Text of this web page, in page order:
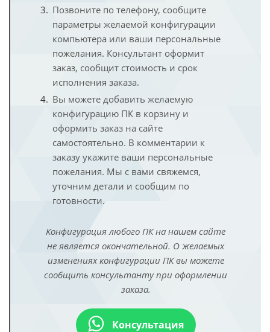
Позвоните по телефону, сообщите
параметры желаемой конфигурации
компьютера или ваши персональные
пожелания. Консультант оформит
заказ, сообщит стоимость и срок
исполнения заказа.
Вы можете добавить желаемую
конфигурацию ПК в корзину и
оформить заказ на сайте
самостоятельно. В комментарии к
заказу укажите ваши персональные
пожелания. Мы с вами свяжемся,
уточним детали и сообщим по
готовности.
Конфигурация любого ПК на нашем сайте
не является окончательной. О желаемых
изменениях конфигурации ПК вы можете
сообщить консультанту при оформлении
заказа.
Консультация